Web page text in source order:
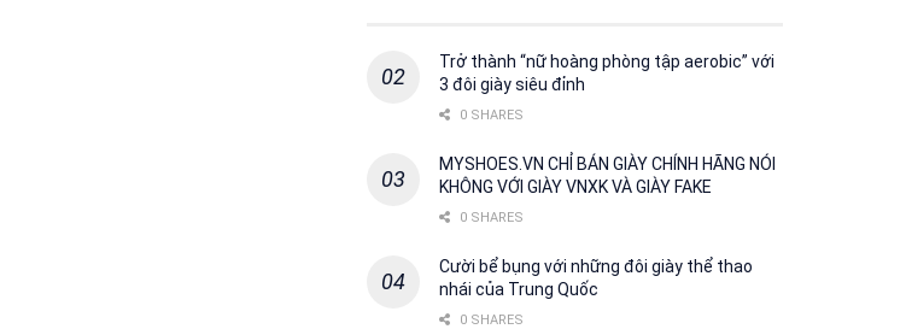
Trở thành “nữ hoàng phòng tập aerobic” với
3 đôi giày siêu đỉnh
0 SHARES
MYSHOES.VN CHỈ BÁN GIÀY CHÍNH HÃNG NÓI
KHÔNG VỚI GIÀY VNXK VÀ GIÀY FAKE
0 SHARES
Cười bể bụng với những đôi giày thể thao
nhái của Trung Quốc
0 SHARES